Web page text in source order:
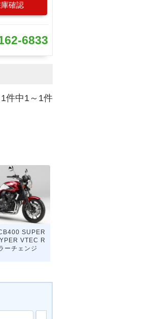
庫確認
6833
1件中1～1件
SUPER
VTEC R
ーチェンジ